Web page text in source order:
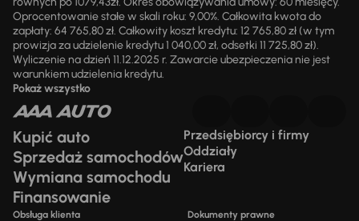
Oprocentowanie stałe w skali roku: 9,00%. Całkowita kwota do
zapłaty: 64 765,80 zł. Całkowity koszt kredytu: 12 765,80 zł (w tym
prowizja za udzielenie kredytu 1 040,00 zł, odsetki 11 725,80 zł).
Wyliczenie na dzień 11.12.2025 r. Zawarcie ubezpieczenia nie jest
warunkiem udzielenia kredytu.
Pokaż wszystko
Kupić auto
Sprzedaż samochodów
Wymiana samochodu
Finansowanie
Przedsiębiorcy i firmy
Oddziały
Kariera
Obsługa klienta Dokumenty prawne